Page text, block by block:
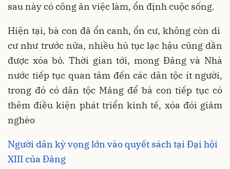
sau này có công ăn việc làm, ổn định cuộc sống.
Hiện tại, bà con đã ổn canh, ổn cư, không còn di
cư như trước nữa, nhiều hủ tục lạc hậu cũng dần
được xóa bỏ. Thời gian tới, mong Đảng và Nhà
nước tiếp tục quan tâm đến các dân tộc ít người,
trong đó có dân tộc Mảng để bà con tiếp tục có
thêm điều kiện phát triển kinh tế, xóa đói giảm
nghèo
Người dân kỳ vọng lớn vào quyết sách tại Đại hội
XIII của Đảng